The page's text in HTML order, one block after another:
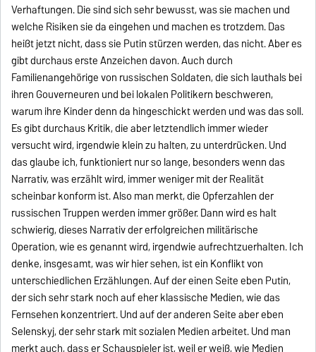
Verhaftungen. Die sind sich sehr bewusst, was sie machen und
welche Risiken sie da eingehen und machen es trotzdem. Das
heißt jetzt nicht, dass sie Putin stürzen werden, das nicht. Aber es
gibt durchaus erste Anzeichen davon. Auch durch
Familienangehörige von russischen Soldaten, die sich lauthals bei
ihren Gouverneuren und bei lokalen Politikern beschweren,
warum ihre Kinder denn da hingeschickt werden und was das soll.
Es gibt durchaus Kritik, die aber letztendlich immer wieder
versucht wird, irgendwie klein zu halten, zu unterdrücken. Und
das glaube ich, funktioniert nur so lange, besonders wenn das
Narrativ, was erzählt wird, immer weniger mit der Realität
scheinbar konform ist. Also man merkt, die Opferzahlen der
russischen Truppen werden immer größer. Dann wird es halt
schwierig, dieses Narrativ der erfolgreichen militärische
Operation, wie es genannt wird, irgendwie aufrechtzuerhalten. Ich
denke, insgesamt, was wir hier sehen, ist ein Konflikt von
unterschiedlichen Erzählungen. Auf der einen Seite eben Putin,
der sich sehr stark noch auf eher klassische Medien, wie das
Fernsehen konzentriert. Und auf der anderen Seite aber eben
Selenskyj, der sehr stark mit sozialen Medien arbeitet. Und man
merkt auch, dass er Schauspieler ist, weil er weiß, wie Medien